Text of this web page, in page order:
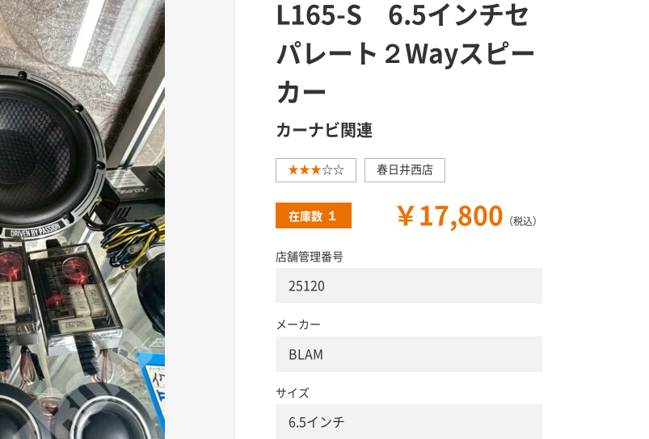
L165-S 6.5インチセ
パレート２Wayスピー
カー
カーナビ関連
★★★☆☆ 春日井西店
在庫数 １ ￥17,800 （税込）
店舗管理番号
25120
メーカー
BLAM
サイズ
6.5インチ